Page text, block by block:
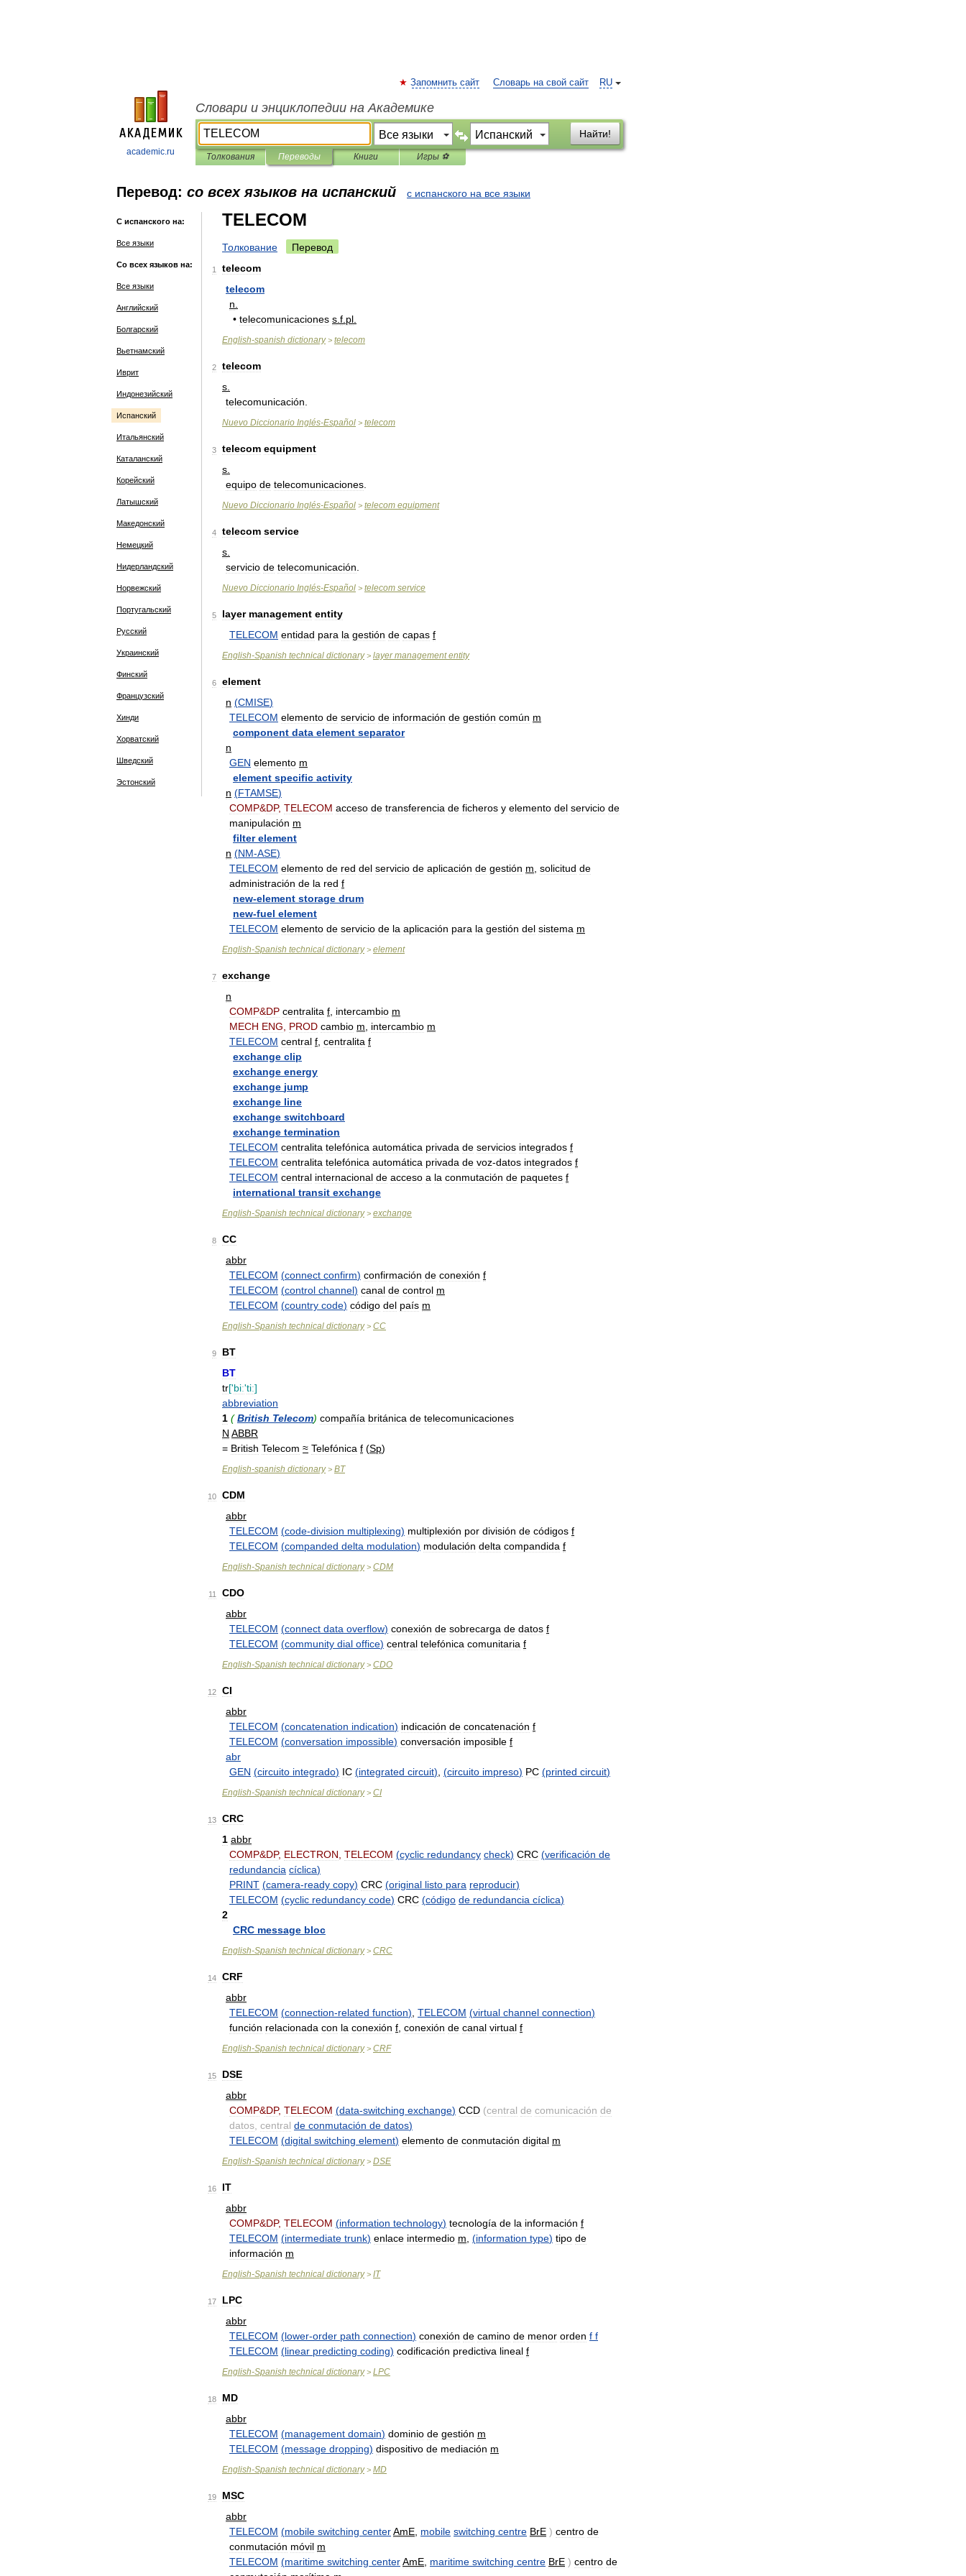
academic.ru
RU
Запомнить сайт Словарь на свой сайт
Словари и энциклопедии на Академике
Найти!
Толкования Переводы Книги Игры ⚽
Перевод: со всех языков на испанский с испанского на все языки
С испанского на:
Все языки
Со всех языков на:
Все языки
Английский
Болгарский
Вьетнамский
Иврит
Индонезийский
Испанский
Итальянский
Каталанский
Корейский
Латышский
Македонский
Немецкий
Нидерландский
Норвежский
Португальский
Русский
Украинский
Финский
Французский
Хинди
Хорватский
Шведский
Эстонский
TELECOM
Толкование Перевод
1
telecom
telecom
n
• telecomunicaciones s f pl
English-spanish dictionary> telecom
2
telecom
s
telecomunicación
Nuevo Diccionario Inglés-Español > telecom
3 telecom equipment
s
equipo de telecomunicaciones
Nuevo Diccionario Inglés-Español > telecom equipment
4 telecom service
s
servicio de telecomunicación
Nuevo Diccionario Inglés-Español > telecom service
5 layer management entity
TELECOM entidad para la gestión de capas f
English-Spanish technical dictionary> layer management entity
6
element
n (CMISE)
TELECOM elemento de servicio de información de gestión común m
component data element separator
n
GEN elemento m
element specific activity
n (FTAMSE)
COMP&DP, TELECOM acceso de transferencia de ficheros y elemento del servicio de
manipulación m
filter element
n (NM-ASE)
TELECOM elemento de red del servicio de aplicación de gestión m solicitud de
administración de la red f
new-element storage drum
new-fuel element
TELECOM elemento de servicio de la aplicación para la gestión del sistema m
English-Spanish technical dictionary> element
7
exchange
n
COMP&DP centralita f intercambio m
MECH ENG PROD cambio m intercambio m
TELECOM central f centralita f
exchange clip
exchange energy
exchange jump
exchange line
exchange switchboard
exchange termination
TELECOM centralita telefónica automática privada de servicios integrados f
TELECOM centralita telefónica automática privada de voz-datos integrados f
TELECOM central internacional de acceso a la conmutación de paquetes f
international transit exchange
English-Spanish technical dictionary> exchange
8
CC
abbr
TELECOM (connect confirm) confirmación de conexión f
TELECOM (control channel) canal de control m
TELECOM (country code) código del país m
English-Spanish technical dictionary> CC
9
BT
BT
tr['biː'tiː]
abbreviation
1 ( British Telecom) compañía británica de telecomunicaciones
N ABBR
= British Telecom ≈ Telefónica f (Sp)
English-spanish dictionary> BT
10
CDM
abbr
TELECOM (code-division multiplexing) multiplexión por división de códigos f
TELECOM (companded delta modulation) modulación delta compandida f
English-Spanish technical dictionary> CDM
11
CDO
abbr
TELECOM (connect data overflow) conexión de sobrecarga de datos f
TELECOM (community dial office) central telefónica comunitaria f
English-Spanish technical dictionary> CDO
12
CI
abbr
TELECOM (concatenation indication) indicación de concatenación f
TELECOM (conversation impossible) conversación imposible f
abr
GEN (circuito integrado) IC (integrated circuit) (circuito impreso) PC (printed circuit)
English-Spanish technical dictionary> CI
13
CRC
1 abbr
COMP&DP, ELECTRON TELECOM (cyclic redundancy check) CRC (verificación de
redundancia cíclica)
PRINT (camera-ready copy) CRC (original listo para reproducir)
TELECOM (cyclic redundancy code) CRC (código de redundancia cíclica)
2
CRC message bloc
English-Spanish technical dictionary> CRC
14
CRF
abbr
TELECOM (connection-related function) TELECOM (virtual channel connection)
función relacionada con la conexión f conexión de canal virtual f
English-Spanish technical dictionary> CRF
15
DSE
abbr
COMP&DP, TELECOM (data-switching exchange) CCD (central de comunicación de
datos central de conmutación de datos)
TELECOM (digital switching element) elemento de conmutación digital m
English-Spanish technical dictionary> DSE
16
IT
abbr
COMP&DP, TELECOM (information technology) tecnología de la información f
TELECOM (intermediate trunk) enlace intermedio m (information type) tipo de
información m
English-Spanish technical dictionary> IT
17
LPC
abbr
TELECOM (lower-order path connection) conexión de camino de menor orden f f
TELECOM (linear predicting coding) codificación predictiva lineal f
English-Spanish technical dictionary> LPC
18
MD
abbr
TELECOM (management domain) dominio de gestión m
TELECOM (message dropping) dispositivo de mediación m
English-Spanish technical dictionary> MD
19
MSC
abbr
TELECOM (mobile switching centerAmE mobile switching centre BrE ) centro de
conmutación móvil m
TELECOM (maritime switching centerAmE maritime switching centre BrE ) centro de